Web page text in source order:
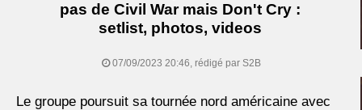
pas de Civil War mais Don't Cry :
setlist, photos, videos
07/09/2023 20:46, rédigé par S2B
Le groupe poursuit sa tournée nord américaine avec